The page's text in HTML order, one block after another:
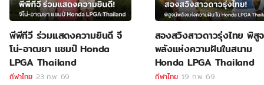
พีพีทีวี ร่วมแสดงความยินดี จี
โน่-อาฒยา แชมป์ Honda
LPGA Thailand
กีฬาไทย 23 ก.พ. 69
สองสวิงสาวดาวรุ่งไทย พิสู
พลังแห่งความฝันในสนาม
Honda LPGA Thailand
กีฬาไทย 19 ก.พ. 69